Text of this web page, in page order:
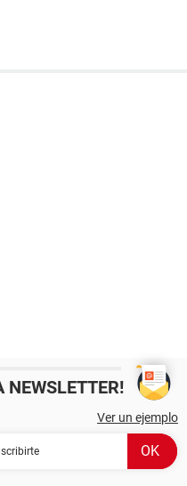
NEWSLETTER!
Ver un ejemplo